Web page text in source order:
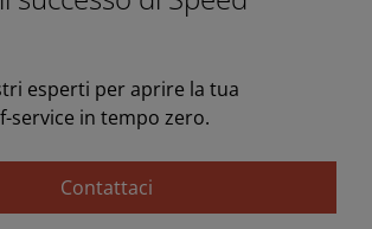
esperti per aprire la tua
service in tempo zero.
Contattaci